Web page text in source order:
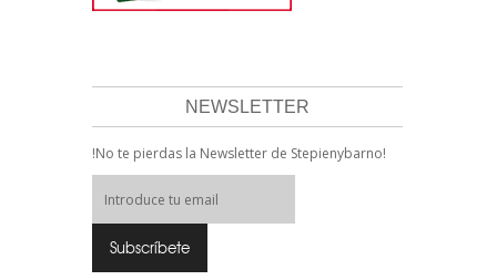
NEWSLETTER
!No te pierdas la Newsletter de Stepienybarno!